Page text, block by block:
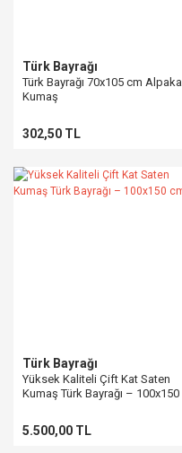
Türk Bayrağı
Türk Bayrağı 70x105 cm Alpaka
Kumaş
302,50 TL
Türk Bayrağı
Yüksek Kaliteli Çift Kat Saten
Kumaş Türk Bayrağı – 100x150
5.500,00 TL